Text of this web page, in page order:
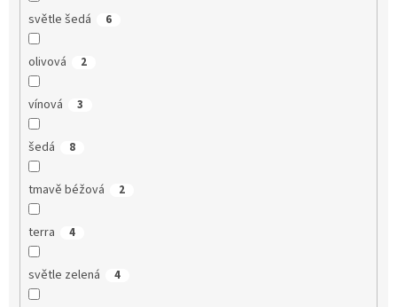
světle šedá 6
olivová 2
vínová 3
šedá 8
tmavě béžová 2
terra 4
světle zelená 4